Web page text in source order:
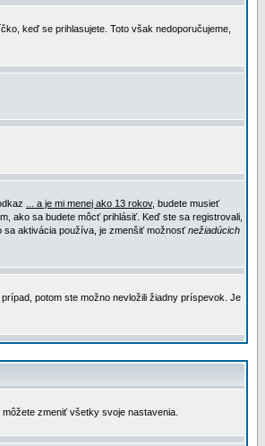
keď se prihlasujete. Toto však nedoporučujeme,
... a je mi menej ako 13 rokov, budete musieť
ako sa budete môcť prihlásiť. Keď ste sa registrovali,
sa aktivácia používa, je zmenšiť možnosťnežiadúcich
potom ste možno nevložili žiadny príspevok. Je
zmeniť všetky svoje nastavenia.